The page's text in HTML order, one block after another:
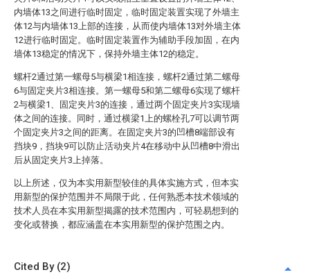
内墙体13之间进行临时固定，临时固定装置实现了外墙主
体12与内墙体13上部的连接，从而使内墙体13对外墙主体
12进行临时固定。临时固定装置作为辅助手段加固，在内
墙体13稳定的情况下，保持外墙主体12的稳定。
螺杆2通过第一螺母5与横梁1相连接，螺杆2通过第二螺母
6与固定夹片3相连接。第一螺母5和第二螺母6实现了螺杆
2与横梁1、固定夹片3的连接，通过两个固定夹片3实现墙
体之间的连接。同时，通过横梁1上的螺栓孔7可以调节两
个固定夹片3之间的距离。在固定夹片3的凹槽8端部设有
挡块9，挡块9可以防止活动夹片4在移动中从凹槽8中滑出
后从固定夹片3上掉落。
以上所述，仅为本实用新型较佳的具体实施方式，但本实
用新型的保护范围并不局限于此，任何熟悉本技术领域的
技术人员在本实用新型揭露的技术范围内，可轻易想到的
变化或替换，都应涵盖在本实用新型的保护范围之内。
Cited By (2)